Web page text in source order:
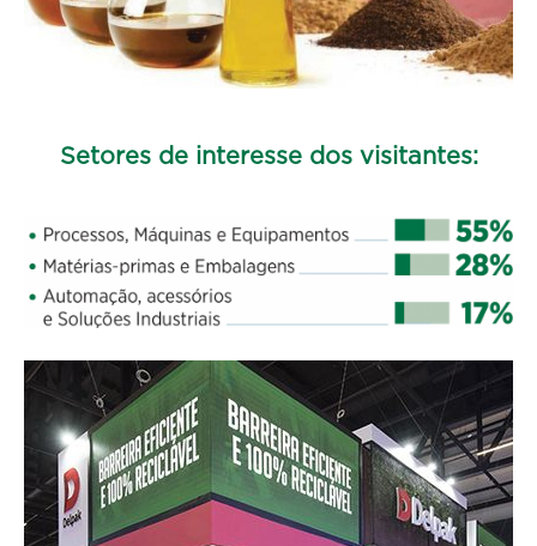
Setores de interesse dos visitantes: